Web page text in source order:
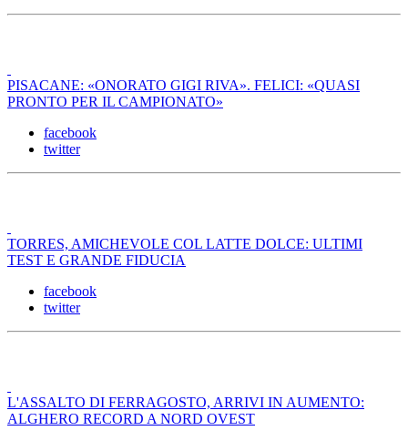
PISACANE: «ONORATO GIGI RIVA». FELICI: «QUASI
PRONTO PER IL CAMPIONATO»
facebook
twitter
TORRES, AMICHEVOLE COL LATTE DOLCE: ULTIMI
TEST E GRANDE FIDUCIA
facebook
twitter
L'ASSALTO DI FERRAGOSTO, ARRIVI IN AUMENTO:
ALGHERO RECORD A NORD OVEST